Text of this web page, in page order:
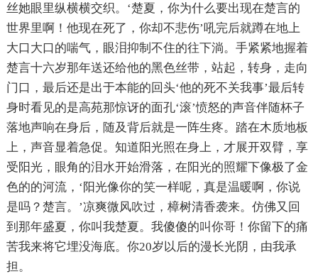
丝她眼里纵横横交织。‘楚夏，你为什么要出现在楚言的
世界里啊！他现在死了，你却不悲伤’吼完后就蹲在地上
大口大口的喘气，眼泪抑制不住的往下淌。手紧紧地握着
楚言十六岁那年送还给他的黑色丝带，站起，转身，走向
门口，最后还是出于本能的回头‘他的死不关我事’最后转
身时看见的是高苑那惊讶的面孔‘滚’愤怒的声音伴随杯子
落地声响在身后，随及背后就是一阵生疼。踏在木质地板
上，声音显着急促。知道阳光照在身上，才展开双臂，享
受阳光，眼角的泪水开始滑落，在阳光的照耀下像极了金
色的的河流，‘阳光像你的笑一样呢，真是温暖啊，你说
是吗？楚言。’凉爽微风吹过，樟树清香袭来。仿佛又回
到那年盛夏，你叫我楚夏。我傻傻的叫你哥！你留下的痛
苦我来将它埋没海底。你20岁以后的漫长光阴，由我承
担。